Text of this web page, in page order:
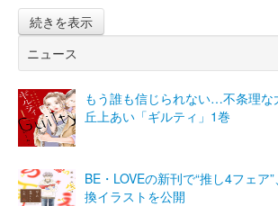
続きを表示
ニュース
もう誰も信じられない…不条理な
丘上あい「ギルティ」1巻
BE・LOVEの新刊で“推し4フェア
換イラストを公開